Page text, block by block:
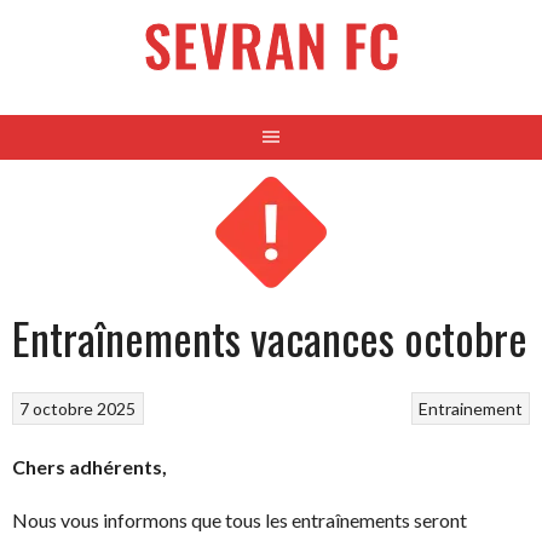
SEVRAN FC
Entraînements vacances octobre
Entrainement
7 octobre 2025
Chers adhérents,
Nous vous informons que tous les entraînements seront